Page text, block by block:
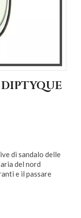
di sandalo delle
del nord
e il passare